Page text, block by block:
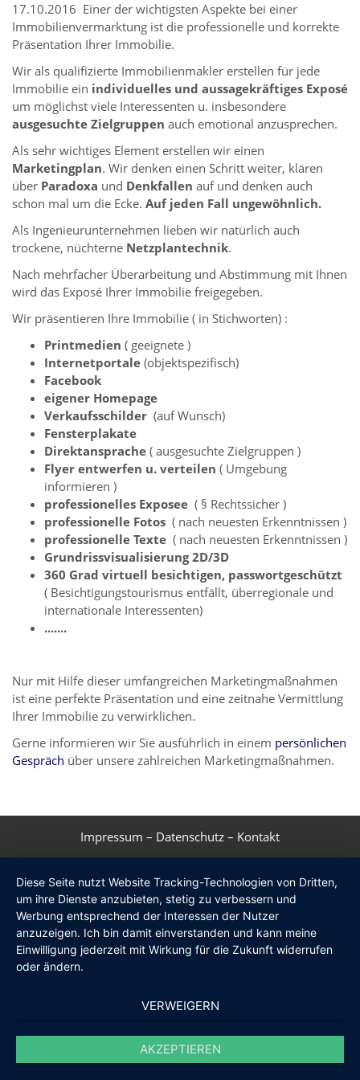
17.10.2016 Einer der wichtigsten Aspekte bei einer
Immobilienvermarktung ist die professionelle und korrekte
Präsentation Ihrer Immobilie.
Wir als qualifizierte Immobilienmakler erstellen für jede
Immobilie ein individuelles und aussagekräftiges Exposé
um möglichst viele Interessenten u. insbesondere
ausgesuchte Zielgruppen auch emotional anzusprechen.
Als sehr wichtiges Element erstellen wir einen
Marketingplan. Wir denken einen Schritt weiter, klären
über Paradoxa und Denkfallen auf und denken auch
schon mal um die Ecke. Auf jeden Fall ungewöhnlich.
Als Ingenieurunternehmen lieben wir natürlich auch
trockene, nüchterne Netzplantechnik.
Nach mehrfacher Überarbeitung und Abstimmung mit Ihnen
wird das Exposé Ihrer Immobilie freigegeben.
Wir präsentieren Ihre Immobilie ( in Stichworten) :
Printmedien ( geeignete )
Internetportale (objektspezifisch)
Facebook
eigener Homepage
Verkaufsschilder (auf Wunsch)
Fensterplakate
Direktansprache ( ausgesuchte Zielgruppen )
Flyer entwerfen u. verteilen ( Umgebung
informieren )
professionelles Exposee ( § Rechtssicher )
professionelle Fotos ( nach neuesten Erkenntnissen )
professionelle Texte ( nach neuesten Erkenntnissen )
Grundrissvisualisierung 2D/3D
360 Grad virtuell besichtigen, passwortgeschützt
( Besichtigungstourismus entfällt, überregionale und
internationale Interessenten)
.......
Nur mit Hilfe dieser umfangreichen Marketingmaßnahmen
ist eine perfekte Präsentation und eine zeitnahe Vermittlung
Ihrer Immobilie zu verwirklichen.
Gerne informieren wir Sie ausführlich in einem persönlichen
Gespräch über unsere zahlreichen Marketingmaßnahmen.
Impressum – Datenschutz – Kontakt
Diese Seite nutzt Website Tracking-Technologien von Dritten,
um ihre Dienste anzubieten, stetig zu verbessern und
Werbung entsprechend der Interessen der Nutzer
anzuzeigen. Ich bin damit einverstanden und kann meine
Einwilligung jederzeit mit Wirkung für die Zukunft widerrufen
oder ändern.
VERWEIGERN
AKZEPTIEREN